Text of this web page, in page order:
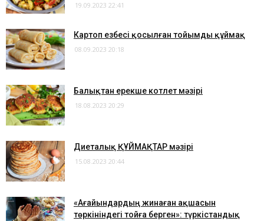
19.09.2023 22:41
​Картоп езбесі қосылған тойымды құймақ
08.09.2023 20:18
Балықтан ерекше котлет мәзірі
18.08.2023 20:29
Диеталық ҚҰЙМАҚТАР мәзірі
15.08.2023 20:44
«Ағайындардың жинаған ақшасын
төркініндегі тойға берген»: түркістандық